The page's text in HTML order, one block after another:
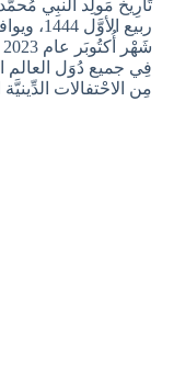
فِي جميع دُوَل العالم
مِن الاحْتفالات